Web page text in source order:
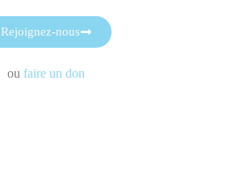
Rejoignez-nous
ou faire un don